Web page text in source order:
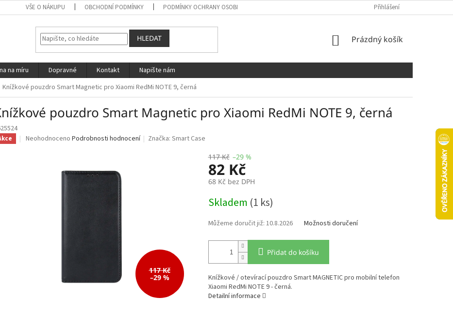
VŠE O NÁKUPU OBCHODNÍ PODMÍNKY PODMÍNKY OCHRANY OSOBNÍCH ÚDAJŮ Přihlášení
HLEDAT
NÁKUPNÍ
Prázdný košík
na míru Dopravné Kontakt
Napište nám
Knížkové pouzdro Smart Magnetic pro Xiaomi RedMi NOTE 9, černá
pouzdro Smart Magnetic pro Xiaomi RedMi NOTE 9, černá
Průměrné
Neohodnoceno Podrobnosti hodnocení Značka:Smart Case
117 Kč
–29 %
117 Kč –29 %
82 Kč
68 Kč bez DPH
cena:
Skladem (1 ks)
10.8.2026 Možnosti doručení
Přidat do košíku
Knížkové / otevírací pouzdro Smart MAGNETIC pro mobilní telefon
Xiaomi RedMi NOTE 9 - černá.
Detailní informace